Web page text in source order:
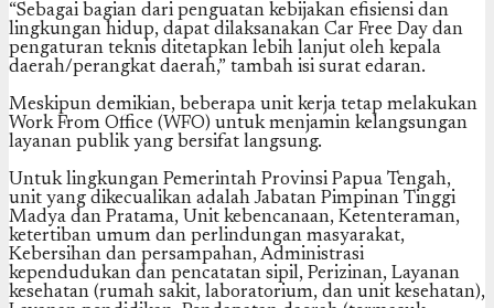
“Sebagai bagian dari penguatan kebijakan efisiensi dan
lingkungan hidup, dapat dilaksanakan Car Free Day dan
pengaturan teknis ditetapkan lebih lanjut oleh kepala
daerah/perangkat daerah,” tambah isi surat edaran.
Meskipun demikian, beberapa unit kerja tetap melakukan
Work From Office (WFO) untuk menjamin kelangsungan
layanan publik yang bersifat langsung.
Untuk lingkungan Pemerintah Provinsi Papua Tengah,
unit yang dikecualikan adalah Jabatan Pimpinan Tinggi
Madya dan Pratama, Unit kebencanaan, Ketenteraman,
ketertiban umum dan perlindungan masyarakat,
Kebersihan dan persampahan, Administrasi
kependudukan dan pencatatan sipil, Perizinan, Layanan
kesehatan (rumah sakit, laboratorium, dan unit kesehatan),